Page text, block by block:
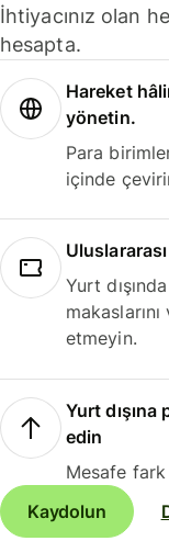
İhtiyacınız olan
hesapta.
Hareket
yönetin.
Para
içinde
Yurt
etmeyin.
Yurt
edin
Mesafe fark
Kaydolun